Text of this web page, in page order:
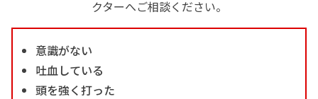
クターへご相談ください。
意識がない
吐血している
頭を強く打った